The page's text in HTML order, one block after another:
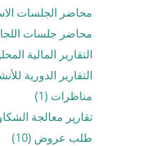
محاضر الجلسات
محاضر جلسات اللجان
التقارير المالية
التقارير الدورية
مناظرات (1)
تقارير معالجة
طلب عروض (10)